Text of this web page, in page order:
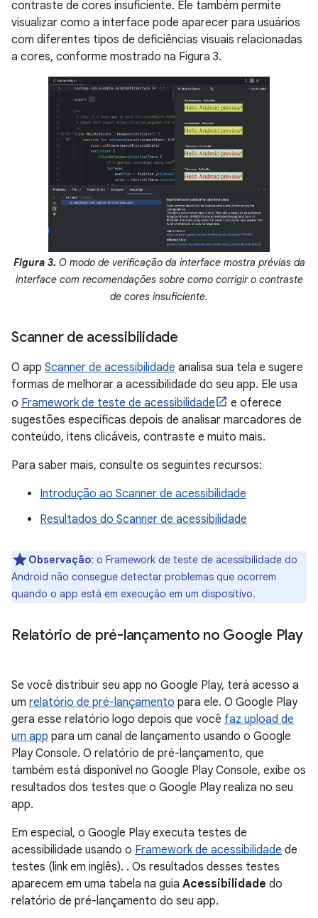
contraste de cores insuficiente. Ele também permite
visualizar como a interface pode aparecer para usuários
com diferentes tipos de deficiências visuais relacionadas
a cores, conforme mostrado na Figura 3.
Figura 3. O modo de verificação da interface mostra prévias da
interface com recomendações sobre como corrigir o contraste
de cores insuficiente.
Scanner de acessibilidade
O app Scanner de acessibilidade analisa sua tela e sugere
formas de melhorar a acessibilidade do seu app. Ele usa
o Framework de teste de acessibilidade
e oferece
sugestões específicas depois de analisar marcadores de
conteúdo, itens clicáveis, contraste e muito mais.
Para saber mais, consulte os seguintes recursos:
Introdução ao Scanner de acessibilidade
Resultados do Scanner de acessibilidade
Observação: o Framework de teste de acessibilidade do
Android não consegue detectar problemas que ocorrem
quando o app está em execução em um dispositivo.
Relatório de pré-lançamento no Google Play
Se você distribuir seu app no Google Play, terá acesso a
um relatório de pré-lançamento para ele. O Google Play
gera esse relatório logo depois que você faz upload de
um app para um canal de lançamento usando o Google
Play Console. O relatório de pré-lançamento, que
também está disponível no Google Play Console, exibe os
resultados dos testes que o Google Play realiza no seu
app.
Em especial, o Google Play executa testes de
acessibilidade usando o Framework de acessibilidade de
testes (link em inglês). . Os resultados desses testes
aparecem em uma tabela na guia Acessibilidade do
relatório de pré-lançamento do seu app.